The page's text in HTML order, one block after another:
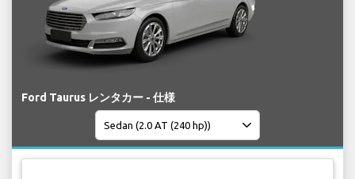
Ford Taurus レンタカー - 仕様